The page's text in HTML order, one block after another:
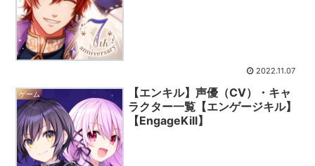
2022.11.07
ゲーム
【エンキル】声優（CV）・キャ
ラクター一覧【エンゲージキル】
【EngageKill】